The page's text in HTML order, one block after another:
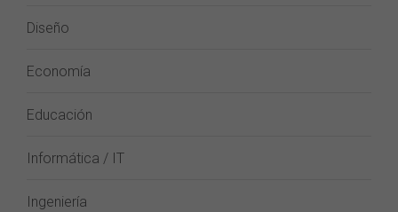
Diseño
Economía
Educación
Informática / IT
Ingeniería